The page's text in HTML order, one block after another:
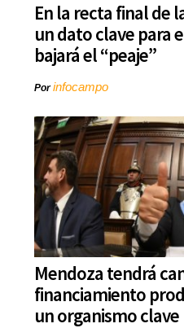
En la recta final de
un dato clave para
bajará el “peaje”
Porinfocampo
Mendoza tendrá
financiamiento
un organismo clave